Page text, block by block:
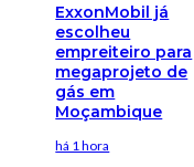
ExxonMobil já
escolheu
empreiteiro para
megaprojeto de
gás em
Moçambique
há 1 hora